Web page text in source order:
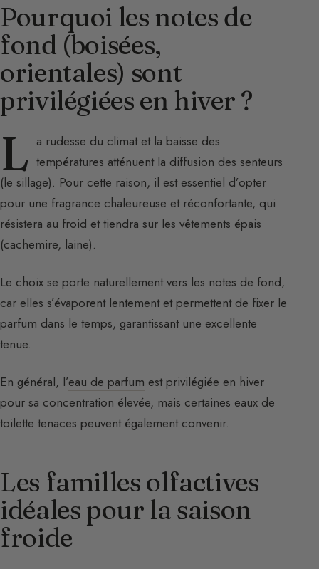
Pourquoi les notes de
fond (boisées,
orientales) sont
privilégiées en hiver ?
L a rudesse du climat et la baisse des
températures atténuent la diffusion des senteurs
(le sillage). Pour cette raison, il est essentiel d’opter
pour une fragrance chaleureuse et réconfortante, qui
résistera au froid et tiendra sur les vêtements épais
(cachemire, laine).
Le choix se porte naturellement vers les notes de fond,
car elles s’évaporent lentement et permettent de fixer le
parfum dans le temps, garantissant une excellente
tenue.
En général, l’eau de parfum est privilégiée en hiver
pour sa concentration élevée, mais certaines eaux de
toilette tenaces peuvent également convenir.
Les familles olfactives
idéales pour la saison
froide